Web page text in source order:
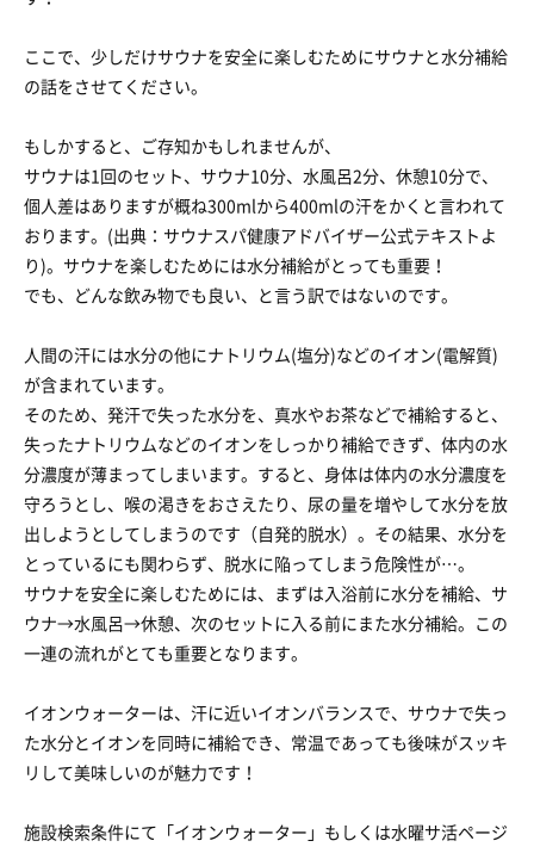
ここで、少しだけサウナを安全に楽しむためにサウナと水分補給
の話をさせてください。
もしかすると、ご存知かもしれませんが、
サウナは1回のセット、サウナ10分、水風呂2分、休憩10分で、
個人差はありますが概ね300mlから400mlの汗をかくと言われて
おります。(出典：サウナスパ健康アドバイザー公式テキストよ
り)。サウナを楽しむためには水分補給がとっても重要！
でも、どんな飲み物でも良い、と言う訳ではないのです。
人間の汗には水分の他にナトリウム(塩分)などのイオン(電解質)
が含まれています。
そのため、発汗で失った水分を、真水やお茶などで補給すると、
失ったナトリウムなどのイオンをしっかり補給できず、体内の水
分濃度が薄まってしまいます。すると、身体は体内の水分濃度を
守ろうとし、喉の渇きをおさえたり、尿の量を増やして水分を放
出しようとしてしまうのです（自発的脱水）。その結果、水分を
とっているにも関わらず、脱水に陥ってしまう危険性が…。
サウナを安全に楽しむためには、まずは入浴前に水分を補給、サ
ウナ→水風呂→休憩、次のセットに入る前にまた水分補給。この
一連の流れがとても重要となります。
イオンウォーターは、汗に近いイオンバランスで、サウナで失っ
た水分とイオンを同時に補給でき、常温であっても後味がスッキ
リして美味しいのが魅力です！
施設検索条件にて「イオンウォーター」もしくは水曜サ活ページ